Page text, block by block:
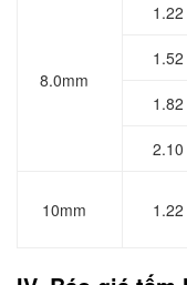
8.0mm
1.22
1.52
1.82
2.10
10mm 1.22